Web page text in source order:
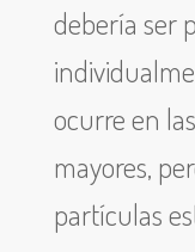
debería ser
ocurre en
mayores,
partículas